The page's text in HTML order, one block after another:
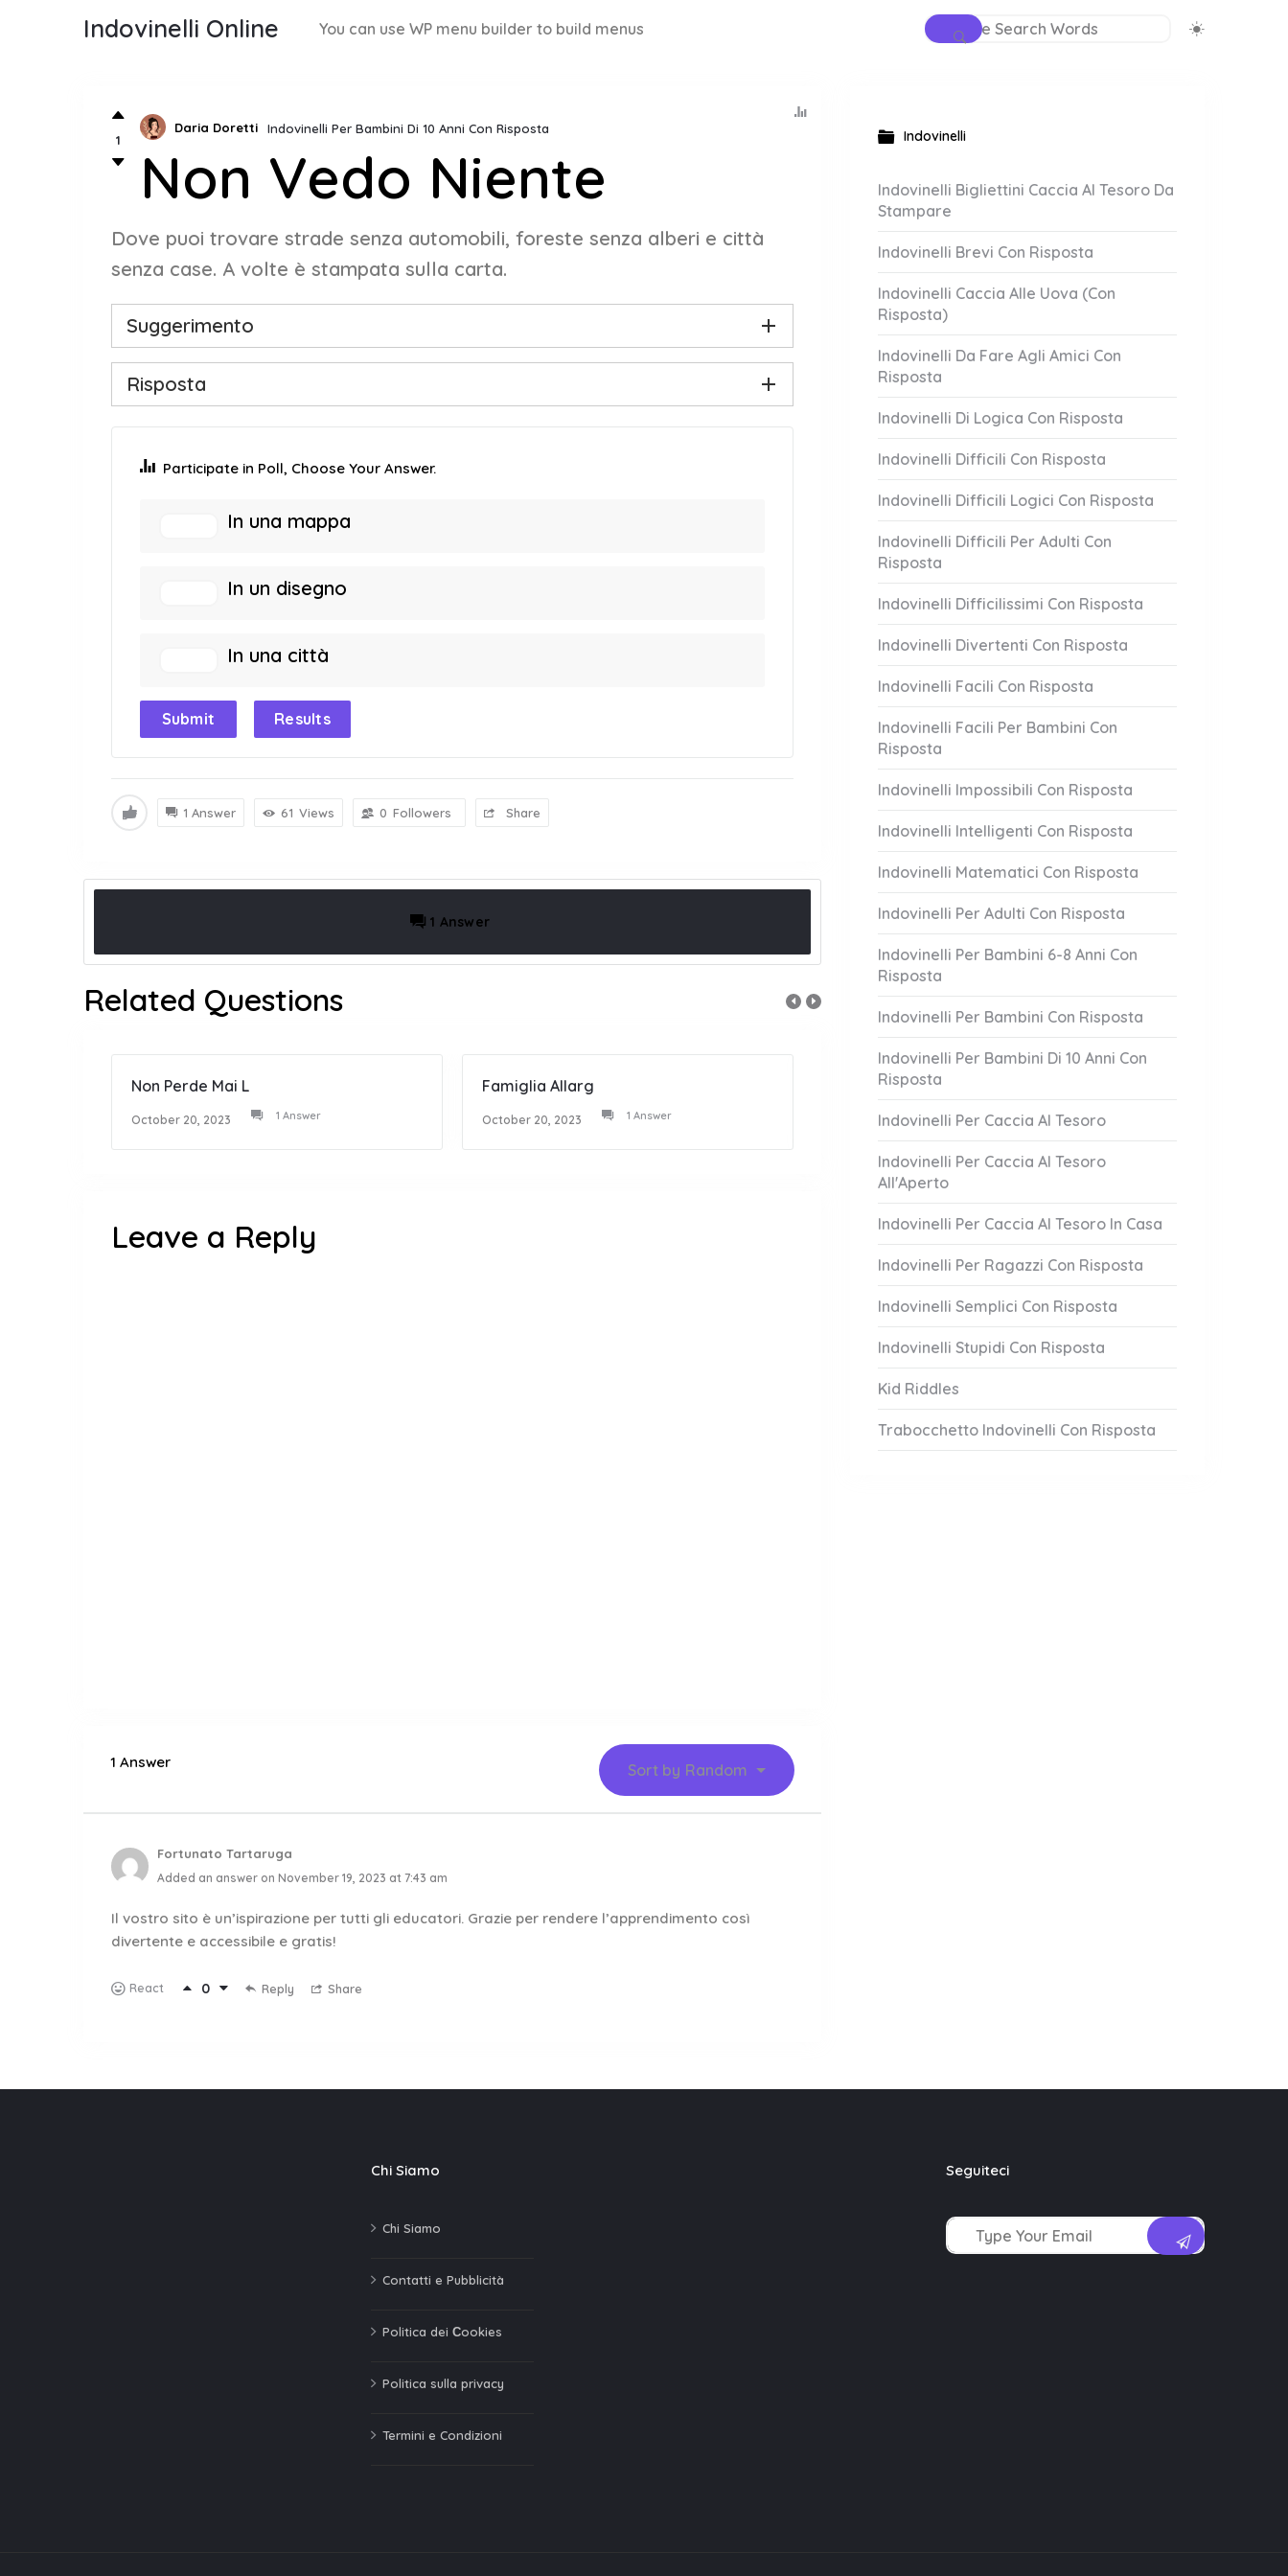
Indovinelli Online You can use WP menu builder to build menus
1
Daria Doretti Indovinelli Per Bambini Di 10 Anni Con Risposta
Non Vedo Niente
Dove puoi trovare strade senza automobili, foreste senza alberi e città
senza case. A volte è stampata sulla carta.
Suggerimento
Risposta
Participate in Poll, Choose Your Answer.
In una mappa
In un disegno
In una città
Submit Results
1 Answer 61 Views 0 Followers Share
1 Answer
Related Questions
Non Perde Mai L
October 20, 2023 1 Answer
Famiglia Allarg
October 20, 2023 1 Answer
Tanti Auguri!
October 20, 2023 1 Answer
Leave a Reply
1 Answer Sort by Random
Fortunato Tartaruga
Added an answer on November 19, 2023 at 7:43 am
Il vostro sito è un’ispirazione per tutti gli educatori. Grazie per rendere l’apprendimento così
divertente e accessibile e gratis!
React 0 Reply Share
Indovinelli
Indovinelli Bigliettini Caccia Al Tesoro Da
Stampare
Indovinelli Brevi Con Risposta
Indovinelli Caccia Alle Uova (Con
Risposta)
Indovinelli Da Fare Agli Amici Con
Risposta
Indovinelli Di Logica Con Risposta
Indovinelli Difficili Con Risposta
Indovinelli Difficili Logici Con Risposta
Indovinelli Difficili Per Adulti Con
Risposta
Indovinelli Difficilissimi Con Risposta
Indovinelli Divertenti Con Risposta
Indovinelli Facili Con Risposta
Indovinelli Facili Per Bambini Con
Risposta
Indovinelli Impossibili Con Risposta
Indovinelli Intelligenti Con Risposta
Indovinelli Matematici Con Risposta
Indovinelli Per Adulti Con Risposta
Indovinelli Per Bambini 6-8 Anni Con
Risposta
Indovinelli Per Bambini Con Risposta
Indovinelli Per Bambini Di 10 Anni Con
Risposta
Indovinelli Per Caccia Al Tesoro
Indovinelli Per Caccia Al Tesoro
All'Aperto
Indovinelli Per Caccia Al Tesoro In Casa
Indovinelli Per Ragazzi Con Risposta
Indovinelli Semplici Con Risposta
Indovinelli Stupidi Con Risposta
Kid Riddles
Trabocchetto Indovinelli Con Risposta
Chi Siamo
Chi Siamo
Contatti e Pubblicità
Politica dei Сookies
Politica sulla privacy
Termini e Condizioni
Seguiteci